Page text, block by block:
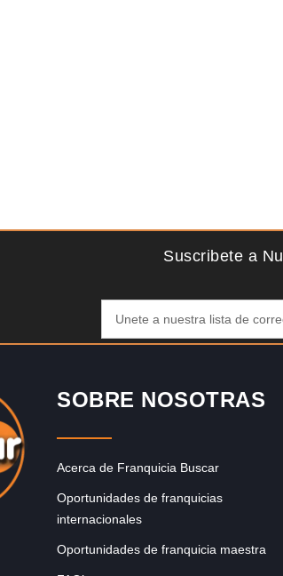
1976, Eye Level ha…
Suscribete a
SOBRE NOSOTRAS
Acerca de Franquicia Buscar
Oportunidades de franquicias
internacionales
Oportunidades de franquicia maestra